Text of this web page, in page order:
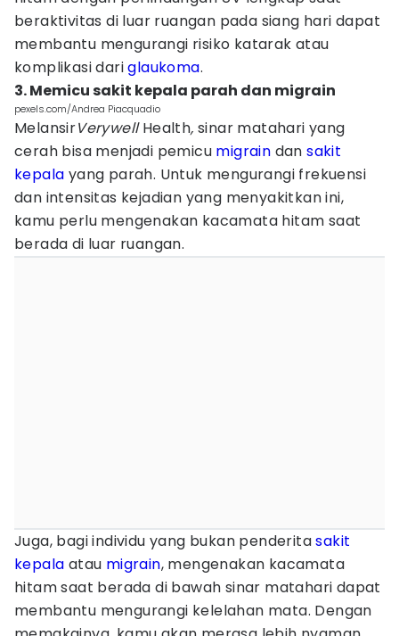
beraktivitas di luar ruangan pada siang hari dapat
membantu mengurangi risiko katarak atau
komplikasi dariglaukoma.
3. Memicu sakit kepala parah dan migrain
pexels.com/Andrea Piacquadio
MelansirVerywellHealth, sinar matahari yang
cerah bisa menjadi pemicu migrain dansakit
kepala yang parah. Untuk mengurangi frekuensi
dan intensitas kejadian yang menyakitkan ini,
kamu perlu mengenakan kacamata hitam saat
berada di luar ruangan.
Juga, bagi individu yang bukan penderitasakit
kepala atau migrain, mengenakan kacamata
hitam saat berada di bawah sinar matahari dapat
membantu mengurangi kelelahan mata. Dengan